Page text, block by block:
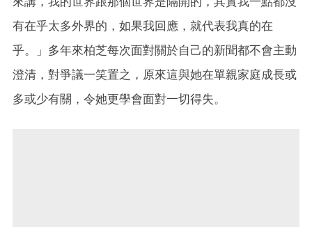
有在乎太多外界的，如果我回應，就代表我真的在
乎。」多年來柏芝每次面對關於自己的新聞都不會主動
澄清，對爭議一笑置之，原來這與她在單親家庭成長或
多或少有關，令她更學會面對一切得失。